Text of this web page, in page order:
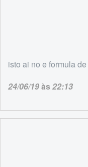
isto ai no e formula
24/06/19às22:13